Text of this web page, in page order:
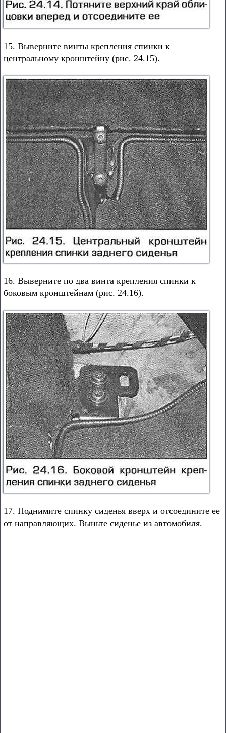
15. Выверните винты крепления спинки к
центральному кронштейну (рис. 24.15).
16. Выверните по два винта крепления спинки к
боковым кронштейнам (рис. 24.16).
17. Поднимите спинку сиденья вверх и отсоедините ее
от направляющих. Выньте сиденье из автомобиля.